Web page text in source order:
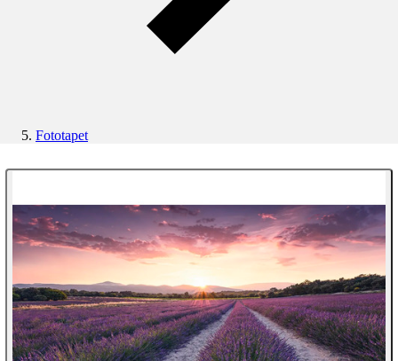
Fototapet